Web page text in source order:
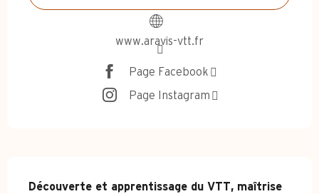
www.aravis-vtt.fr
Page Facebook
Page Instagram
Description
Découverte et apprentissage du VTT, maîtrise